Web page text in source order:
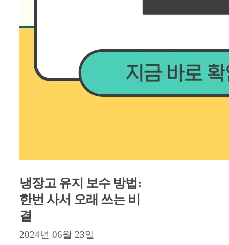
냉장고 유지 보수 방법:
한번 사서 오래 쓰는 비
결
2024년 06월 23일